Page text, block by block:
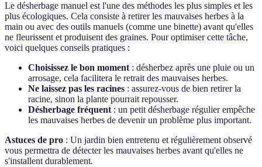
Le désherbage manuel est l'une des méthodes les plus simples et les
plus écologiques. Cela consiste à retirer les mauvaises herbes à la
main ou avec des outils manuels (comme une binette) avant qu'elles
ne fleurissent et produisent des graines. Pour optimiser cette tâche,
voici quelques conseils pratiques :
Choisissez le bon moment : désherbez après une pluie ou un
arrosage, cela facilitera le retrait des mauvaises herbes.
Ne laissez pas les racines : assurez-vous de bien retirer la
racine, sinon la plante pourrait repousser.
Désherbage fréquent : un petit désherbage régulier empêche
les mauvaises herbes de devenir un problème plus important.
Astuces de pro : Un jardin bien entretenu et régulièrement observé
vous permettra de détecter les mauvaises herbes avant qu'elles ne
s'installent durablement.